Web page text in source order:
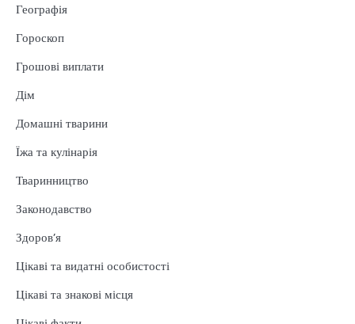
Географія
Гороскоп
Грошові виплати
Дім
Домашні тварини
Їжа та кулінарія
Тваринництво
Законодавство
Здоров’я
Цікаві та видатні особистості
Цікаві та знакові місця